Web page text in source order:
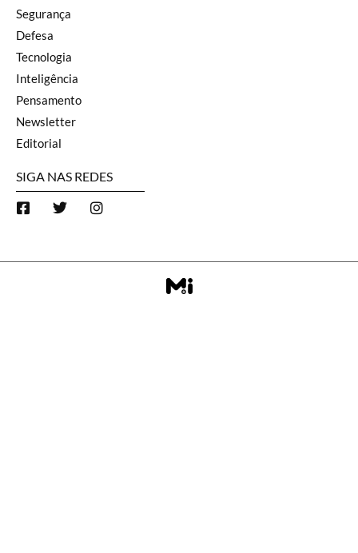
Segurança
Defesa
Tecnologia
Inteligência
Pensamento
Newsletter
Editorial
SIGA NAS REDES